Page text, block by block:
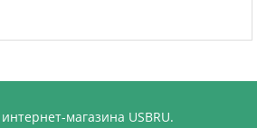
магазина USBRU.